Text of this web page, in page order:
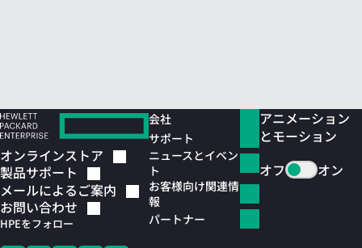
オンラインストア
製品サポート
メールによるご案内
お問い合わせ
HPEをフォロー
会社
サポート
ニュースとイベン
ト
お客様向け関連情
報
パートナー
アニメーション
とモーション
オフ
オン